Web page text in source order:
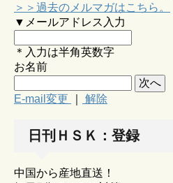
＞＞過去のメルマガはこちら。
▼メールアドレス入力
＊入力は半角英数字
お名前
E-mail変更 解除
日刊ＨＳＫ：登録
中国から産地直送！